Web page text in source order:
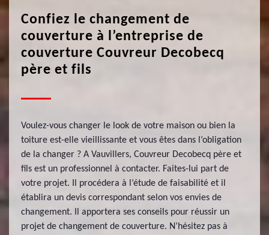
Confiez le changement de
couverture à l’entreprise de
couverture Couvreur Decobecq
père et fils
Voulez-vous changer le look de votre maison ou bien la
toiture est-elle vieillissante et vous êtes dans l’obligation
de la changer ? A Vauvillers, Couvreur Decobecq père et
fils est un professionnel à contacter. Faites-lui part de
votre projet. Il procédera à l’étude de faisabilité et il
établira un devis correspondant selon vos envies de
changement. Il apportera ses conseils pour réussir un
projet de changement de couverture. N’hésitez pas à